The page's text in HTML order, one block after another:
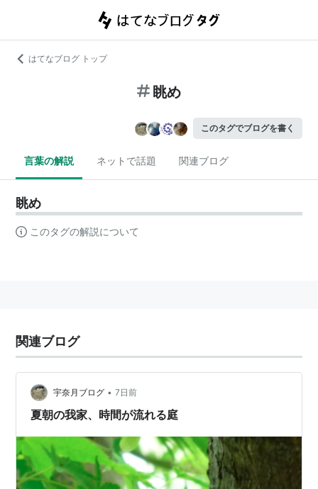
はてなブログ トップ
眺め
このタグでブログを書く
言葉の解説 ネットで話題 関連ブログ
眺め
このタグの解説について
関連ブログ
宇奈月ブログ • 7日前
夏朝の我家、時間が流れる庭